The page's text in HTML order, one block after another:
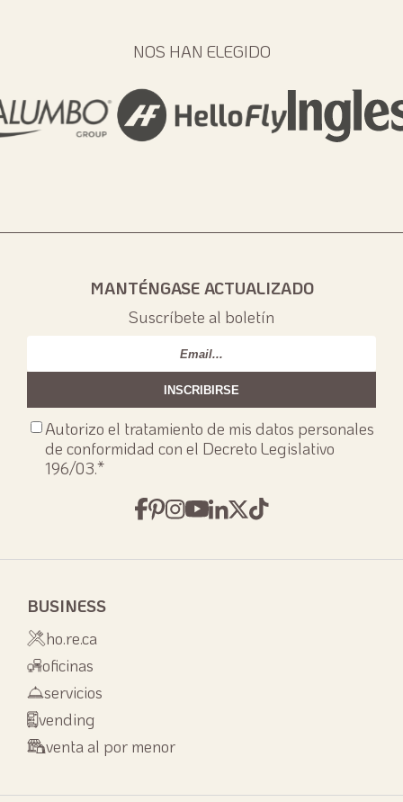
NOS HAN ELEGIDO
MANTÉNGASE ACTUALIZADO
Suscríbete al boletín
Consenso
privacy*
Autorizo el tratamiento de mis datos personales
de conformidad con el Decreto Legislativo
196/03.*
BUSINESS
ho.re.ca
oficinas
servicios
vending
venta al por menor